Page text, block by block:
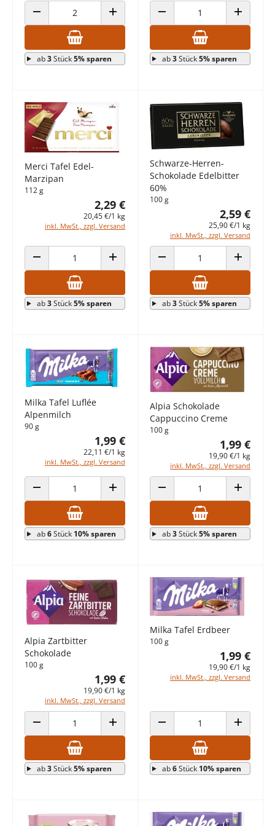
ANZAHL VERRINGERN ANZAHL ERHÖHEN
ab3Stück5% sparen
ANZAHL VERRINGERN ANZAHL
ab3Stück5% sparen
Merci Tafel Edel-
Marzipan
112 g
2,29 €
20,45 €/1 kg
inkl. MwSt., zzgl. Versand
ANZAHL VERRINGERN ANZAHL ERHÖHEN
ab3Stück5% sparen
Schwarze-Herren-
Schokolade Edelbitter
60%
100 g
2,59 €
25,90 €/1 kg
inkl. MwSt., zzgl. Versand
ANZAHL VERRINGERN ANZAHL
ab3Stück5% sparen
Milka Tafel Luflée
Alpenmilch
90 g
1,99 €
22,11 €/1 kg
inkl. MwSt., zzgl. Versand
ANZAHL VERRINGERN ANZAHL ERHÖHEN
ab6Stück 10% sparen
Alpia Schokolade
Cappuccino Creme
100 g
1,99 €
19,90 €/1 kg
inkl. MwSt., zzgl. Versand
ANZAHL VERRINGERN ANZAHL
ab3Stück5% sparen
Alpia Zartbitter
Schokolade
100 g
1,99 €
19,90 €/1 kg
inkl. MwSt., zzgl. Versand
ANZAHL VERRINGERN ANZAHL ERHÖHEN
ab3Stück5% sparen
Milka Tafel Erdbeer
100 g
1,99 €
19,90 €/1 kg
inkl. MwSt., zzgl. Versand
ANZAHL VERRINGERN ANZAHL
ab6Stück 10% sparen